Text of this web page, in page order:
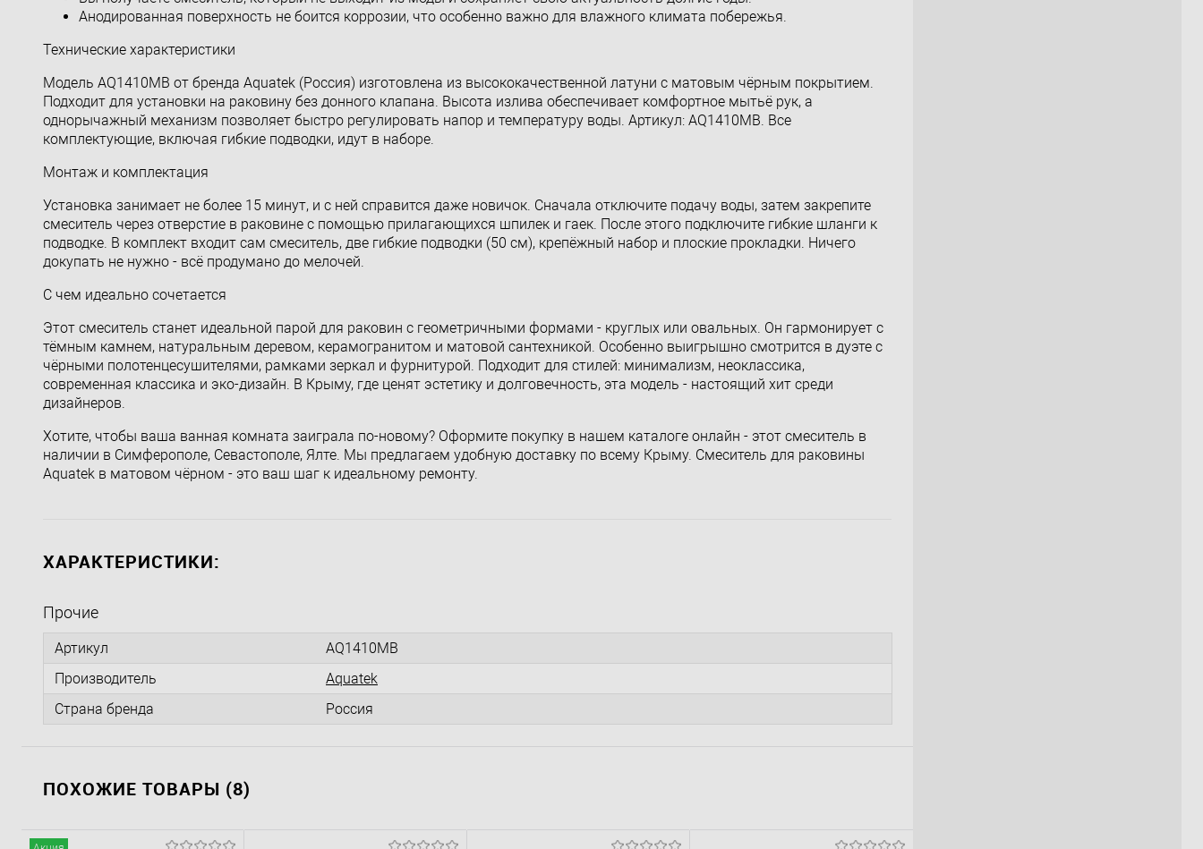
Анодированная поверхность не боится коррозии, что особенно важно для влажного климата побережья.
Технические характеристики
Модель AQ1410MB от бренда Aquatek (Россия) изготовлена из высококачественной латуни с матовым чёрным покрытием.
Подходит для установки на раковину без донного клапана. Высота излива обеспечивает комфортное мытьё рук, а
однорычажный механизм позволяет быстро регулировать напор и температуру воды. Артикул: AQ1410MB. Все
комплектующие, включая гибкие подводки, идут в наборе.
Монтаж и комплектация
Установка занимает не более 15 минут, и с ней справится даже новичок. Сначала отключите подачу воды, затем закрепите
смеситель через отверстие в раковине с помощью прилагающихся шпилек и гаек. После этого подключите гибкие шланги к
подводке. В комплект входит сам смеситель, две гибкие подводки (50 см), крепёжный набор и плоские прокладки. Ничего
докупать не нужно - всё продумано до мелочей.
С чем идеально сочетается
Этот смеситель станет идеальной парой для раковин с геометричными формами - круглых или овальных. Он гармонирует с
тёмным камнем, натуральным деревом, керамогранитом и матовой сантехникой. Особенно выигрышно смотрится в дуэте с
чёрными полотенцесушителями, рамками зеркал и фурнитурой. Подходит для стилей: минимализм, неоклассика,
современная классика и эко-дизайн. В Крыму, где ценят эстетику и долговечность, эта модель - настоящий хит среди
дизайнеров.
Хотите, чтобы ваша ванная комната заиграла по-новому? Оформите покупку в нашем каталоге онлайн - этот смеситель в
наличии в Симферополе, Севастополе, Ялте. Мы предлагаем удобную доставку по всему Крыму. Смеситель для раковины
Aquatek в матовом чёрном - это ваш шаг к идеальному ремонту.
ХАРАКТЕРИСТИКИ:
Прочие
Артикул
AQ1410MB
Производитель
Aquatek
Страна бренда
Россия
ПОХОЖИЕ ТОВАРЫ (8)